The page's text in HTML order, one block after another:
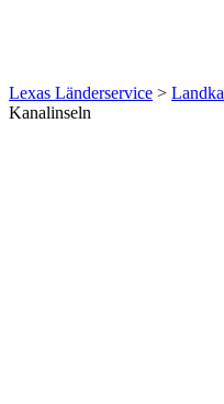
Lexas Länderservice >
Kanalinseln